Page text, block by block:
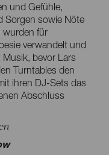
und Gefühle,
Sorgen sowie Nöte
wurden für
verwandelt und
bevor Lars
Turntables den
ihren DJ-Sets das
Abschluss